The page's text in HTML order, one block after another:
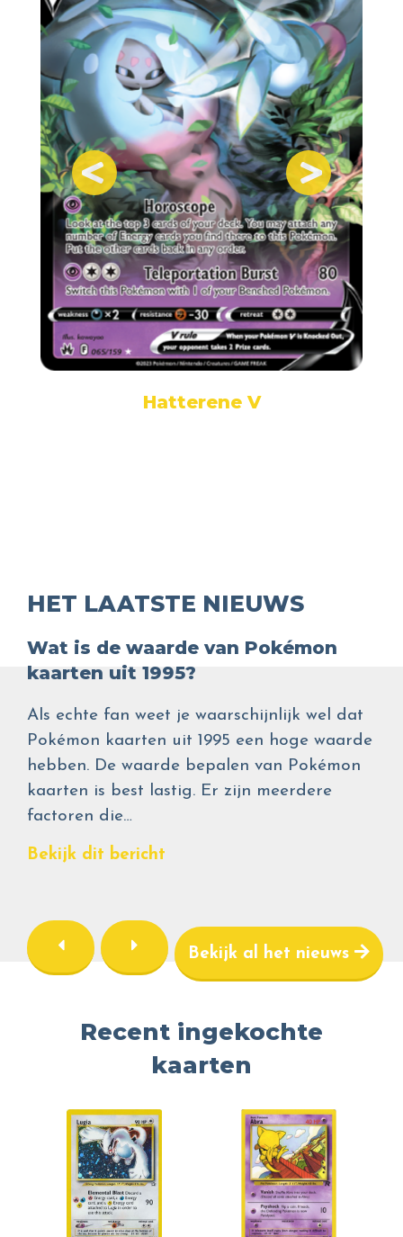
Hatterene V
HET LAATSTE NIEUWS
Wat is de waarde van Pokémon
kaarten uit 1995?
Als echte fan weet je waarschijnlijk wel dat
Pokémon kaarten uit 1995 een hoge waarde
hebben. De waarde bepalen van Pokémon
kaarten is best lastig. Er zijn meerdere
factoren die…
Bekijk dit bericht
Bekijk al het nieuws
Recent ingekochte
kaarten